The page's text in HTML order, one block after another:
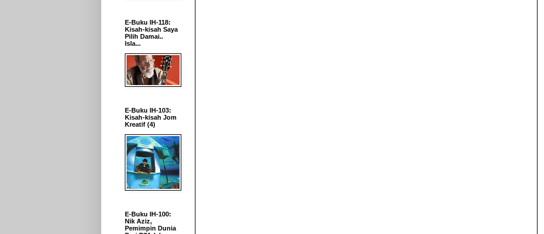
E-Buku IH-118:
Kisah-kisah Saya
Pilih Damai..
Isla...
E-Buku IH-103:
Kisah-kisah Jom
Kreatif (4)
E-Buku IH-100:
Nik Aziz,
Pemimpin Dunia